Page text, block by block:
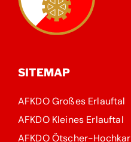
SITEMAP
AFKDO Großes Erlauftal
AFKDO Kleines Erlauftal
AFKDO Ötscher-Hochkar